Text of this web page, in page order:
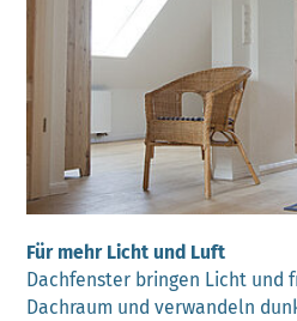
Für mehr Licht und Luft
Dachfenster bringen Licht und
Dachraum und verwandeln